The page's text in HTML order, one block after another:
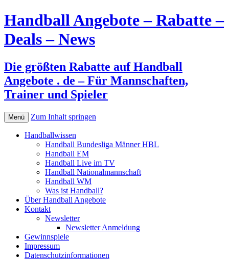
Handball Angebote – Rabatte –
Deals – News
Die größten Rabatte auf Handball
Angebote . de – Für Mannschaften,
Trainer und Spieler
Menü Zum Inhalt springen
Handballwissen
Handball Bundesliga Männer HBL
Handball EM
Handball Live im TV
Handball Nationalmannschaft
Handball WM
Was ist Handball?
Über Handball Angebote
Kontakt
Newsletter
Newsletter Anmeldung
Gewinnspiele
Impressum
Datenschutzinformationen